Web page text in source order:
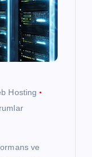
Hosting
ve